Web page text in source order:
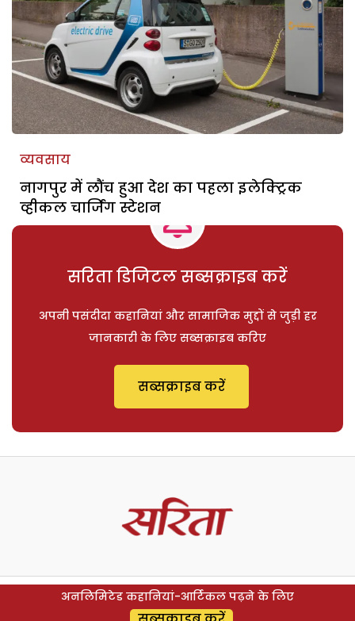
व्यवसाय
नागपुर में लौंच हुआ देश का पहला इलेक्ट्रिक
व्हीकल चार्जिंग स्टेशन
सरिता डिजिटल सब्सक्राइब करें
अपनी पसंदीदा कहानियां और सामाजिक मुद्दों से जुड़ी हर
जानकारी के लिए सब्सक्राइब करिए
सब्सक्राइब करें
अनलिमिटेड कहानियां-आर्टिकल पढ़ने के लिए